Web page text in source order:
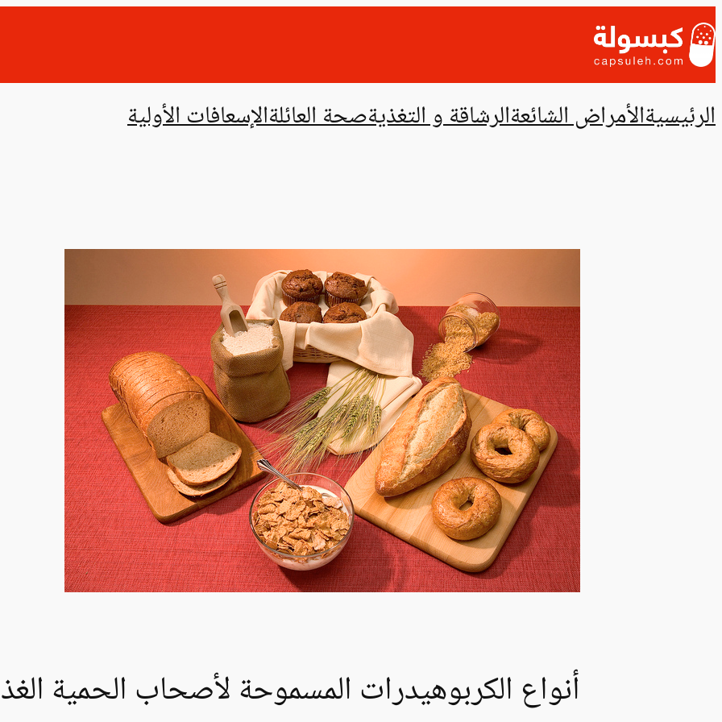
إلى
المحتوى
الرئيسيةالأمراض الشائعةالرشاقة و التغذيةصحة العائلةالإسعافات الأولية
أنواع الكربوهيدرات المسموحة لأصحاب الحمية